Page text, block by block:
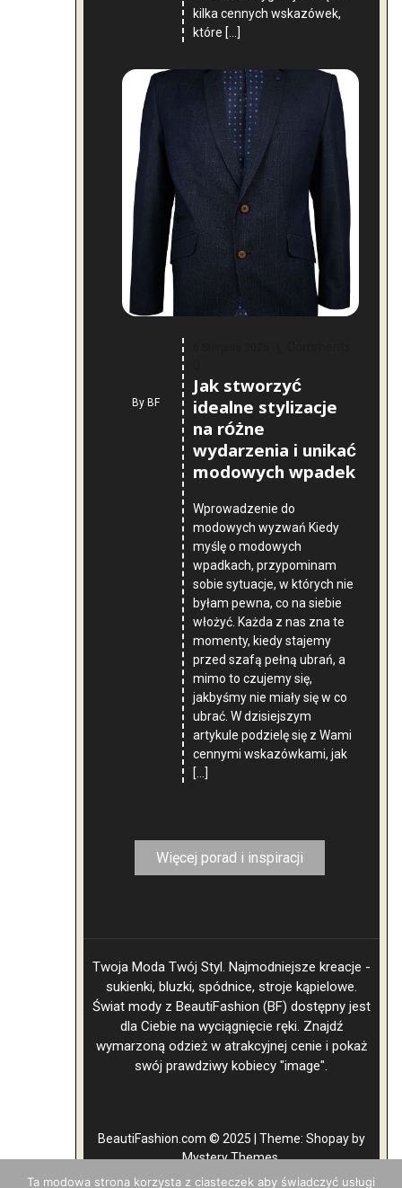
kilka cennych wskazówek,
które […]
By BF Jak stworzyć
idealne stylizacje
na różne
wydarzenia i unikać
modowych wpadek
Wprowadzenie do
modowych wyzwań Kiedy
myślę o modowych
wpadkach, przypominam
sobie sytuacje, w których nie
byłam pewna, co na siebie
włożyć. Każda z nas zna te
momenty, kiedy stajemy
przed szafą pełną ubrań, a
mimo to czujemy się,
jakbyśmy nie miały się w co
ubrać. W dzisiejszym
artykule podzielę się z Wami
cennymi wskazówkami, jak
[…]
Więcej porad i inspiracji
Twoja Moda Twój Styl. Najmodniejsze kreacje -
sukienki, bluzki, spódnice, stroje kąpielowe.
Świat mody z BeautiFashion (BF) dostępny jest
dla Ciebie na wyciągnięcie ręki. Znajdź
wymarzoną odzież w atrakcyjnej cenie i pokaż
swój prawdziwy kobiecy "image".
BeautiFashion.com © 2025
Theme: Shopay by
Mystery Themes.
Ta modowa strona korzysta z ciasteczek aby świadczyć usługi